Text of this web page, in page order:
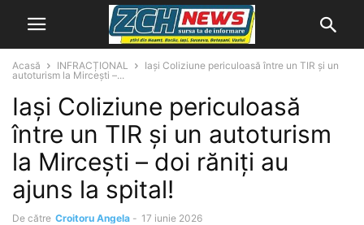
Acasă INFRACȚIONAL
Iași Coliziune periculoasă între un TIR și un
autoturism la Mircești –...
Iași Coliziune periculoasă
între un TIR și un autoturism
la Mircești – doi răniți au
ajuns la spital!
De către Croitoru Angela - 17 iunie 2026